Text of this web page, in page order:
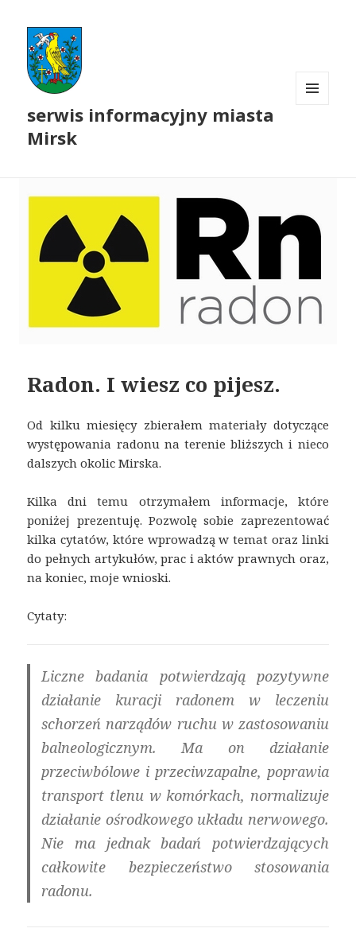
serwis informacyjny miasta
Mirsk
Radon. I wiesz co pijesz.
Od kilku miesięcy zbierałem materiały dotyczące
występowania radonu na terenie bliższych i nieco
dalszych okolic Mirska.
Kilka dni temu otrzymałem informacje, które
poniżej prezentuję. Pozwolę sobie zaprezentować
kilka cytatów, które wprowadzą w temat oraz linki
do pełnych artykułów, prac i aktów prawnych oraz,
na koniec, moje wnioski.
Cytaty:
Liczne badania potwierdzają pozytywne
działanie kuracji radonem w leczeniu
schorzeń narządów ruchu w zastosowaniu
balneologicznym. Ma on działanie
przeciwbólowe i przeciwzapalne, poprawia
transport tlenu w komórkach, normalizuje
działanie ośrodkowego układu nerwowego.
Nie ma jednak badań potwierdzających
całkowite bezpieczeństwo stosowania
radonu.